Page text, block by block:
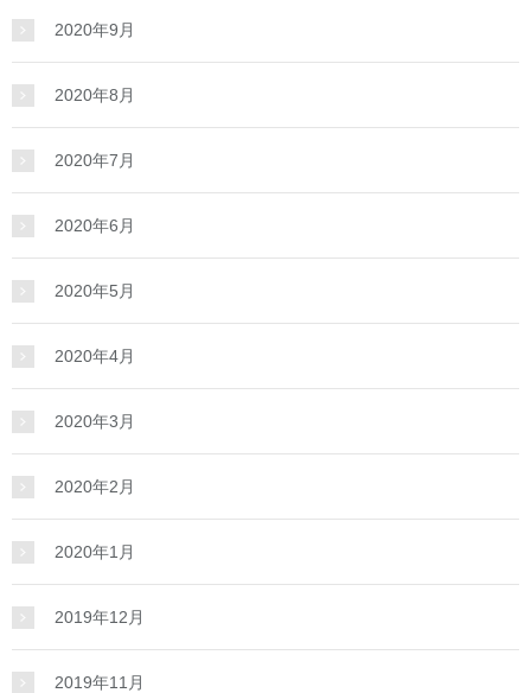
2020年9月
2020年8月
2020年7月
2020年6月
2020年5月
2020年4月
2020年3月
2020年2月
2020年1月
2019年12月
2019年11月